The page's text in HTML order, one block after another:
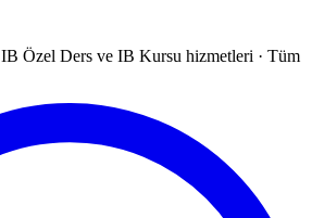
IB Özel Ders ve IB Kursu hizmetleri · Tüm